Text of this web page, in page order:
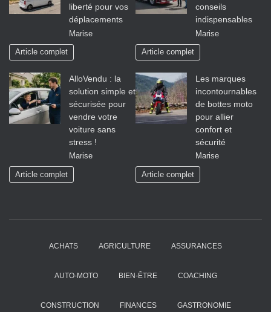
liberté pour vos
déplacements
Marise
Article complet
conseils
indispensables
Marise
Article complet
AlloVendu : la
solution simple et
sécurisée pour
vendre votre
voiture sans
stress !
Marise
Article complet
Les marques
incontournables
de bottes moto
pour allier
confort et
sécurité
Marise
Article complet
ACHATS AGRICULTURE ASSURANCES
AUTO-MOTO BIEN-ÊTRE COACHING
CONSTRUCTION FINANCES GASTRONOMIE